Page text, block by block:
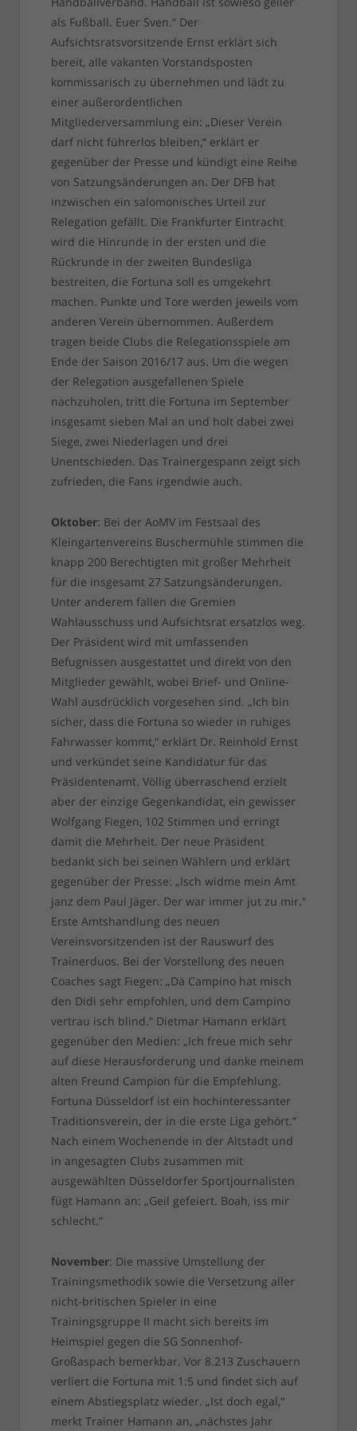
als Fußball. Euer Sven.“ Der
Aufsichtsratsvorsitzende Ernst erklärt sich
bereit, alle vakanten Vorstandsposten
kommissarisch zu übernehmen und lädt zu
einer außerordentlichen
Mitgliederversammlung ein: „Dieser Verein
darf nicht führerlos bleiben,“ erklärt er
gegenüber der Presse und kündigt eine Reihe
von Satzungsänderungen an. Der DFB hat
inzwischen ein salomonisches Urteil zur
Relegation gefällt. Die Frankfurter Eintracht
wird die Hinrunde in der ersten und die
Rückrunde in der zweiten Bundesliga
bestreiten, die Fortuna soll es umgekehrt
machen. Punkte und Tore werden jeweils vom
anderen Verein übernommen. Außerdem
tragen beide Clubs die Relegationsspiele am
Ende der Saison 2016/17 aus. Um die wegen
der Relegation ausgefallenen Spiele
nachzuholen, tritt die Fortuna im September
insgesamt sieben Mal an und holt dabei zwei
Siege, zwei Niederlagen und drei
Unentschieden. Das Trainergespann zeigt sich
zufrieden, die Fans irgendwie auch.
Oktober: Bei der AoMV im Festsaal des
Kleingartenvereins Buschermühle stimmen die
knapp 200 Berechtigten mit großer Mehrheit
für die insgesamt 27 Satzungsänderungen.
Unter anderem fallen die Gremien
Wahlausschuss und Aufsichtsrat ersatzlos weg.
Der Präsident wird mit umfassenden
Befugnissen ausgestattet und direkt von den
Mitglieder gewählt, wobei Brief- und Online-
Wahl ausdrücklich vorgesehen sind. „Ich bin
sicher, dass die Fortuna so wieder in ruhiges
Fahrwasser kommt,“ erklärt Dr. Reinhold Ernst
und verkündet seine Kandidatur für das
Präsidentenamt. Völlig überraschend erzielt
aber der einzige Gegenkandidat, ein gewisser
Wolfgang Fiegen, 102 Stimmen und erringt
damit die Mehrheit. Der neue Präsident
bedankt sich bei seinen Wählern und erklärt
gegenüber der Presse: „Isch widme mein Amt
janz dem Paul Jäger. Der war immer jut zu mir.“
Erste Amtshandlung des neuen
Vereinsvorsitzenden ist der Rauswurf des
Trainerduos. Bei der Vorstellung des neuen
Coaches sagt Fiegen: „Dä Campino hat misch
den Didi sehr empfohlen, und dem Campino
vertrau isch blind.“ Dietmar Hamann erklärt
gegenüber den Medien: „Ich freue mich sehr
auf diese Herausforderung und danke meinem
alten Freund Campion für die Empfehlung.
Fortuna Düsseldorf ist ein hochinteressanter
Traditionsverein, der in die erste Liga gehört.“
Nach einem Wochenende in der Altstadt und
in angesagten Clubs zusammen mit
ausgewählten Düsseldorfer Sportjournalisten
fügt Hamann an: „Geil gefeiert. Boah, iss mir
schlecht.“
November: Die massive Umstellung der
Trainingsmethodik sowie die Versetzung aller
nicht-britischen Spieler in eine
Trainingsgruppe II macht sich bereits im
Heimspiel gegen die SG Sonnenhof-
Großaspach bemerkbar. Vor 8.213 Zuschauern
verliert die Fortuna mit 1:5 und findet sich auf
einem Abstiegsplatz wieder. „Ist doch egal,“
merkt Trainer Hamann an, „nächstes Jahr